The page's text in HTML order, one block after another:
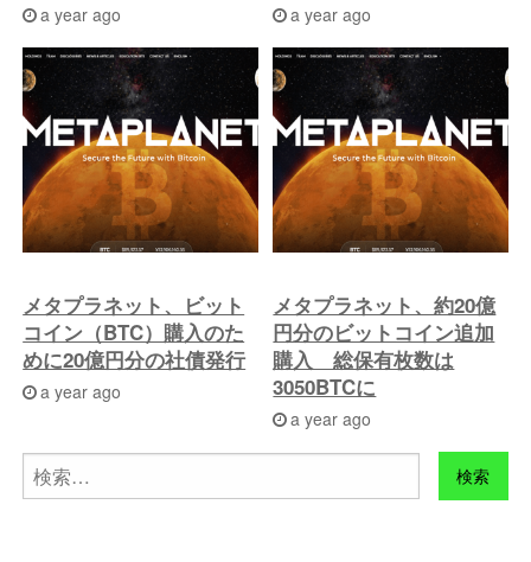
a year ago a year ago
メタプラネット、ビット
コイン（BTC）購入のた
めに20億円分の社債発行
a year ago
メタプラネット、約20億
円分のビットコイン追加
購入 総保有枚数は
3050BTCに
a year ago
検
索: